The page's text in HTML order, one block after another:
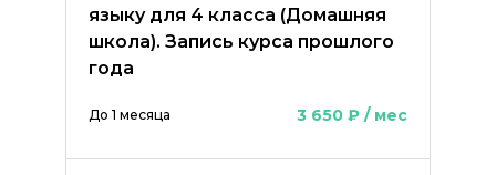
языку для 4 класса (Домашняя
школа). Запись курса прошлого
года
До 1 месяца 3 650 ₽ / мес